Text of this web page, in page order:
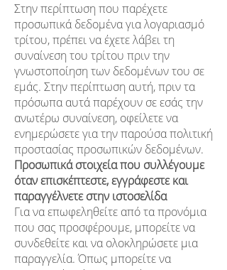
Στην περίπτωση που παρέχετε
προσωπικά δεδομένα για λογαριασμό
τρίτου, πρέπει να έχετε λάβει τη
συναίνεση του τρίτου πριν την
γνωστοποίηση των δεδομένων του σε
εμάς. Στην περίπτωση αυτή, πριν τα
πρόσωπα αυτά παρέχουν σε εσάς την
ανωτέρω συναίνεση, οφείλετε να
ενημερώσετε για την παρούσα πολιτική
προστασίας προσωπικών δεδομένων.
Προσωπικά στοιχεία που συλλέγουμε
όταν επισκέπτεστε, εγγράφεστε και
παραγγέλνετε στην ιστοσελίδα
Για να επωφεληθείτε από τα προνόμια
που σας προσφέρουμε, μπορείτε να
συνδεθείτε και να ολοκληρώσετε μια
παραγγελία. Όπως μπορείτε να